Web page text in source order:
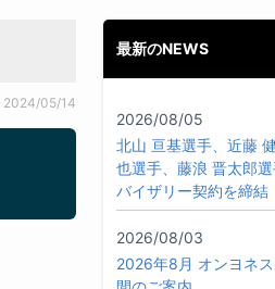
2024/05/14
最新のNEWS
2026/08/05
北山 亘基選手、近藤
也選手、藤浪 晋太郎
バイザリー契約を締結
2026/08/03
2026年8月 オンヨネ